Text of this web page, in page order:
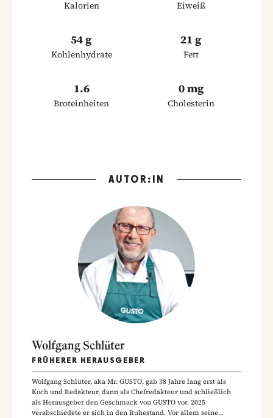
Kalorien Eiweiß
54 g
Kohlenhydrate
21 g
Fett
1.6
Broteinheiten
0 mg
Cholesterin
AUTOR:IN
Wolfgang Schlüter
FRÜHERER HERAUSGEBER
Wolfgang Schlüter, aka Mr. GUSTO, gab 38 Jahre lang erst als
Koch und Redakteur, dann als Chefredakteur und schließlich
als Herausgeber den Geschmack von GUSTO vor. 2025
verabschiedete er sich in den Ruhestand. Vor allem seine